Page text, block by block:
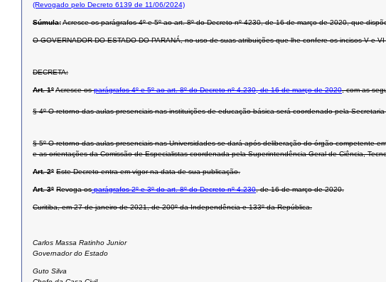
(Revogado pelo Decreto 6139 de 11/06/2024)
Súmula:Acresce os parágrafos 4º e 5º ao art. 8º do Decreto nº 4230, de 16 de março de 2020, que
O GOVERNADOR DO ESTADO DO PARANÁ, no uso de suas atribuições que lhe confere os incisos V e
DECRETA:
Art. 1ºAcresce osparágrafos 4º e 5º ao art. 8º do Decreto nº 4.230, de 16 de março de 2020, com as
§ 4º O retorno das aulas presenciais nas instituições de educação básica será coordenado pela
§ 5º O retorno das aulas presenciais nas Universidades se dará após deliberação do órgão competente
e as orientações da Comissão de Especialistas coordenada pela Superintendência Geral de Ciência,
Art. 2º Este Decreto entra em vigor na data de sua publicação.
Art. 3º Revoga osparágrafos 2ºe 3º do art. 8ºdo Decreto nº 4.230, de 16 de março de 2020.
Curitiba, em 27 de janeiro de 2021, de 200º da Independência e 133º da República.
Carlos Massa Ratinho Junior
Governador do Estado
Guto Silva